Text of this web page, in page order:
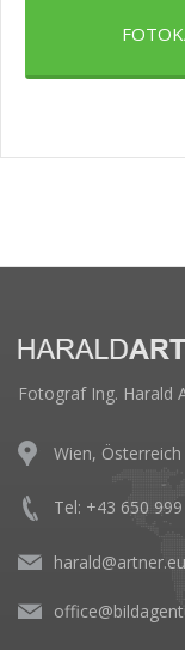
Fotograf Ing. Harald
Wien, Österreich
Tel: +43 650
harald@artner.eu